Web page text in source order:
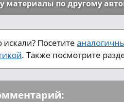
материалы по другому
Посетите
. Также посмотрите